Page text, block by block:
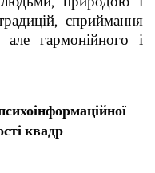
сприймання
але гармонійного і
квадр